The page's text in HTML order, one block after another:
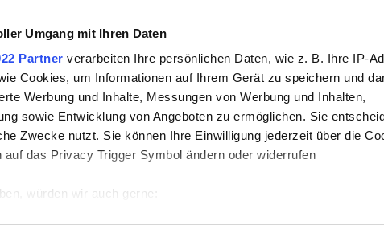
Umgang mit Ihren Daten
Partner verarbeiten Ihre persönlichen Daten, wie z. B. Ihre IP-
Cookies, um Informationen auf Ihrem Gerät zu speichern und
Werbung und Inhalte, Messungen von Werbung und Inhalten,
sowie Entwicklung von Angeboten zu ermöglichen. Sie
Zwecke nutzt. Sie können Ihre Einwilligung jederzeit über die
auf das Privacy Trigger Symbol ändern oder widerrufen
würden wir auch gerne:
-Geschichte-Politik -Pädagogik-
Didaktik-Projekte-So navigiert man
teachSam-teachSam braucht Werbung
ohne Titel